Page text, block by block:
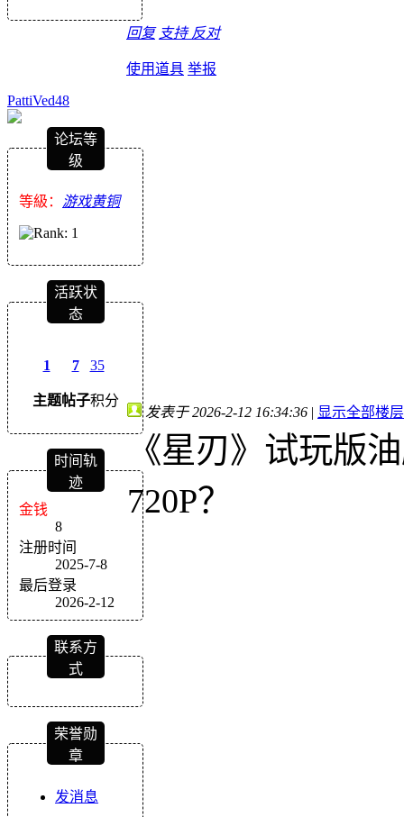
回复 支持 反对
使用道具 举报
PattiVed48
论坛等
级
等級： 游戏黄铜
活跃状
态
1
主题
7
帖子
35
积分
时间轨
迹
金钱
8
注册时间
2025-7-8
最后登录
2026-2-12
联系方
式
荣誉勋
章
发消息
发表于 2026-2-12 16:34:36 | 显示全部楼层
《星刃》试玩版
720P？